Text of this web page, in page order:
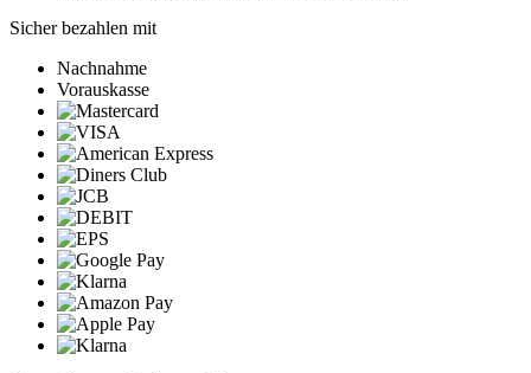
Sicher bezahlen mit
Nachnahme
Vorauskasse